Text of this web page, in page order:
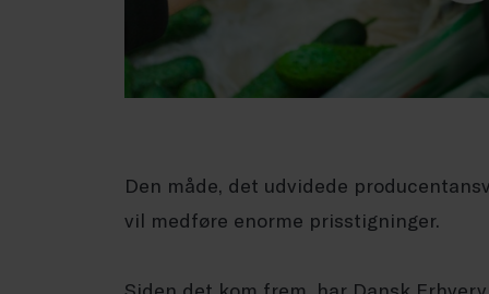
Den måde, det udvidede
vil medføre enorme prisstigninger.